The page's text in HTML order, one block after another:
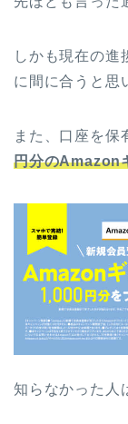
しかも現在の進
に間に合うと思
また、口座を保
円分のAmazon
知らなかった人